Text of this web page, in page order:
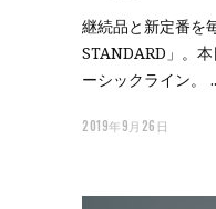
継続品と新定番を
STANDARD」。
ーシックライン。
2019年9月26日